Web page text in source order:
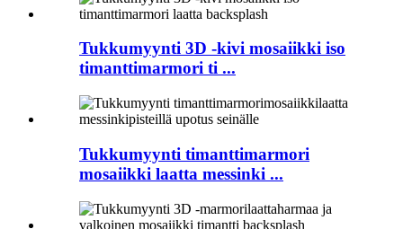
Tukkumyynti 3D -kivi mosaiikki iso
timanttimarmori ti ...
Tukkumyynti timanttimarmori
mosaiikki laatta messinki ...